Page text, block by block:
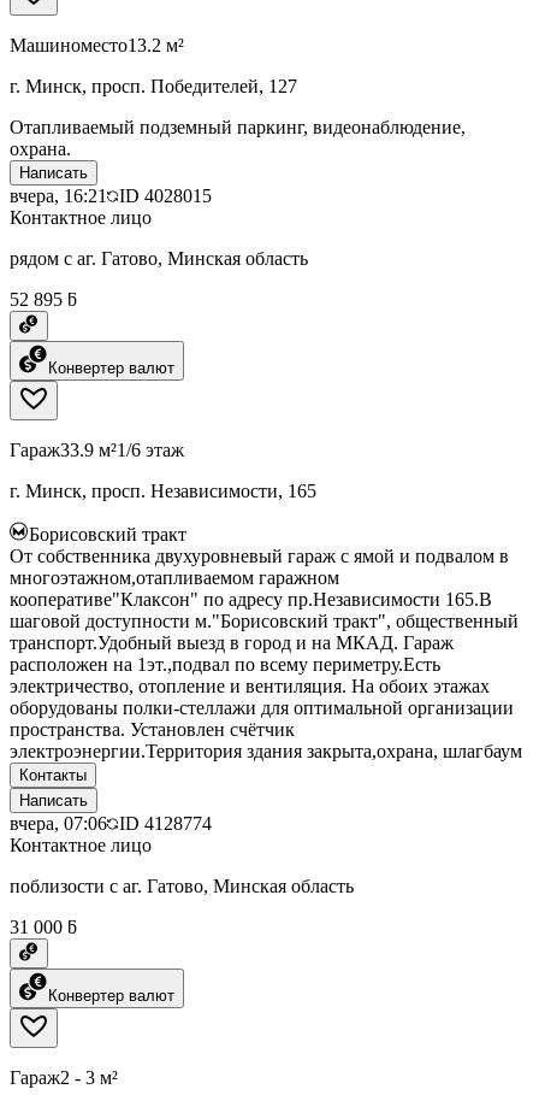
Машиноместо13.2 м²
г. Минск, просп. Победителей, 127
Отапливаемый подземный паркинг, видеонаблюдение,
охрана.
Написать
вчера, 16:21 ID 4028015
Контактное лицо
рядом с аг. Гатово, Минская область
52 895 ƃ
Конвертер валют
Гараж33.9 м²1/6 этаж
г. Минск, просп. Независимости, 165
Борисовский тракт
От собственника двухуровневый гараж с ямой и подвалом в
многоэтажном,отапливаемом гаражном
кооперативе"Клаксон" по адресу пр.Независимости 165.В
шаговой доступности м."Борисовский тракт", общественный
транспорт.Удобный выезд в город и на МКАД. Гараж
расположен на 1эт.,подвал по всему периметру.Есть
электричество, отопление и вентиляция. На обоих этажах
оборудованы полки-стеллажи для оптимальной организации
пространства. Установлен счётчик
электроэнергии.Территория здания закрыта,охрана, шлагбаум
Контакты
Написать
вчера, 07:06 ID 4128774
Контактное лицо
поблизости с аг. Гатово, Минская область
31 000 ƃ
Конвертер валют
Гараж2 - 3 м²